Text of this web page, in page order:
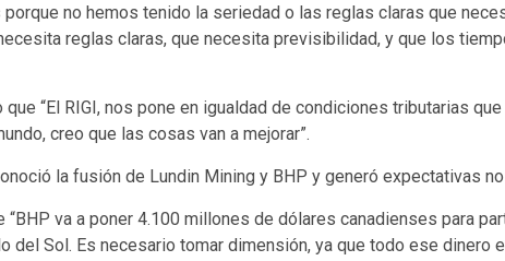
porque no hemos tenido la seriedad o las reglas claras que
reglas claras, que necesita previsibilidad, y que los
“El RIGI, nos pone en igualdad de condiciones tributarias
creo que las cosas van a mejorar”.
la fusión de Lundin Mining y BHP y generó expectativas
va a poner 4.100 millones de dólares canadienses para
del Sol. Es necesario tomar dimensión, ya que todo ese dinero